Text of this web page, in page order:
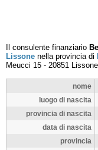
Il consulente finanziario
Lissone nella provincia di
Meucci 15 - 20851 Lissone
nome
luogo di nascita
provincia di nascita
data di nascita
provincia